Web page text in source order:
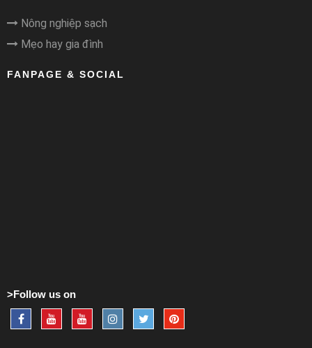
Nông nghiệp sạch
Mẹo hay gia đình
FANPAGE & SOCIAL
>Follow us on